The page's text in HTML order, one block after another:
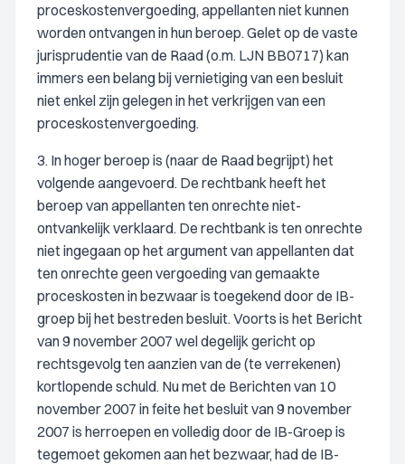
proceskostenvergoeding, appellanten niet kunnen
worden ontvangen in hun beroep. Gelet op de vaste
jurisprudentie van de Raad (o.m. LJN BB0717) kan
immers een belang bij vernietiging van een besluit
niet enkel zijn gelegen in het verkrijgen van een
proceskostenvergoeding.
3. In hoger beroep is (naar de Raad begrijpt) het
volgende aangevoerd. De rechtbank heeft het
beroep van appellanten ten onrechte niet-
ontvankelijk verklaard. De rechtbank is ten onrechte
niet ingegaan op het argument van appellanten dat
ten onrechte geen vergoeding van gemaakte
proceskosten in bezwaar is toegekend door de IB-
groep bij het bestreden besluit. Voorts is het Bericht
van 9 november 2007 wel degelijk gericht op
rechtsgevolg ten aanzien van de (te verrekenen)
kortlopende schuld. Nu met de Berichten van 10
november 2007 in feite het besluit van 9 november
2007 is herroepen en volledig door de IB-Groep is
tegemoet gekomen aan het bezwaar, had de IB-